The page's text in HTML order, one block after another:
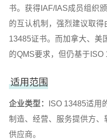
书。获得IAF/IAS成员组织
的互认机制，强烈建议取
13485证书。而加拿大、美
的QMS要求，但仍基于ISO
适用范围
企业类型：
ISO 13485适用
制造、经营、服务提供方
供应商。